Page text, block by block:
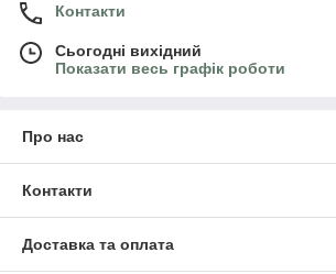
Контакти
Сьогодні вихідний
Показати весь графік роботи
Про нас
Контакти
Доставка та оплата